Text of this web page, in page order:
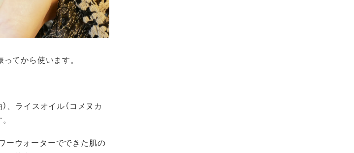
てから使います。
、ライスオイル（コメヌカ
ーウォーターでできた肌の